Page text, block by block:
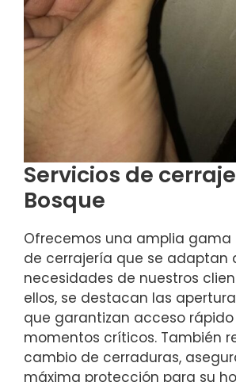
Servicios de
Bosque
Ofrecemos una amplia gama
de cerrajería que se adaptan
necesidades de nuestros
ellos, se destacan las
que garantizan acceso
momentos críticos. También
cambio de cerraduras,
máxima protección para su